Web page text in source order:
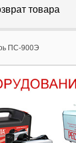
товара
ПС-900Э